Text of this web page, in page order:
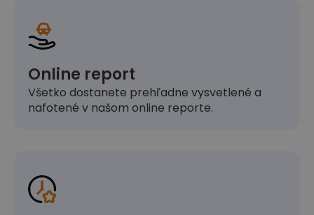
Online report
Všetko dostanete prehľadne vysvetlené a
nafotené v našom online reporte.